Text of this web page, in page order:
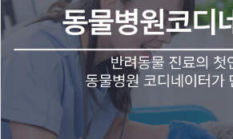
신
청
합
격
의